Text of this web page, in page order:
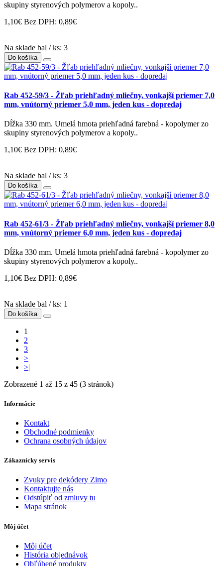
skupiny styrenových polymerov a kopoly..
1,10€ Bez DPH: 0,89€
Na sklade bal / ks: 3
Do košíka
Rab 452-59/3 - Žľab priehľadný mliečny, vonkajší priemer 7,0
mm, vnútorný priemer 5,0 mm, jeden kus - dopredaj
Dĺžka 330 mm. Umelá hmota priehľadná farebná - kopolymer zo
skupiny styrenových polymerov a kopoly..
1,10€ Bez DPH: 0,89€
Na sklade bal / ks: 3
Do košíka
Rab 452-61/3 - Žľab priehľadný mliečny, vonkajší priemer 8,0
mm, vnútorný priemer 6,0 mm, jeden kus - dopredaj
Dĺžka 330 mm. Umelá hmota priehľadná farebná - kopolymer zo
skupiny styrenových polymerov a kopoly..
1,10€ Bez DPH: 0,89€
Na sklade bal / ks: 1
Do košíka
1
2
3
>
>|
Zobrazené 1 až 15 z 45 (3 stránok)
Informácie
Kontakt
Obchodné podmienky
Ochrana osobných údajov
Zákaznícky servis
Zvuky pre dekódery Zimo
Kontaktujte nás
Odstúpiť od zmluvy tu
Mapa stránok
Môj účet
Môj účet
História objednávok
Obľúbené produkty